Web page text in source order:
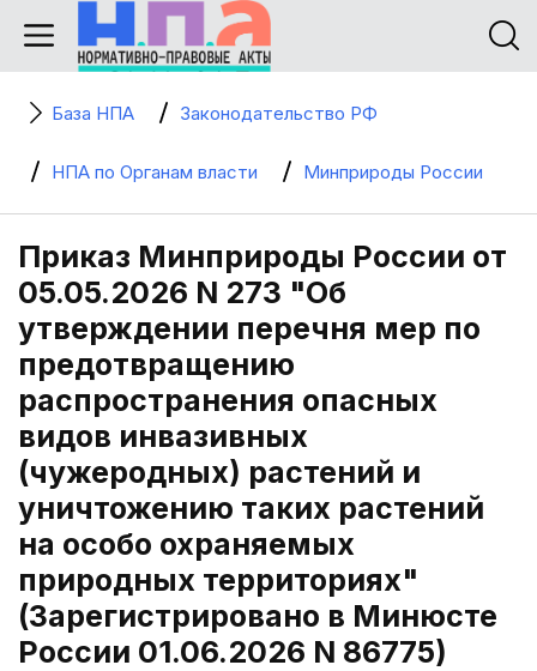
База НПА Законодательство РФ
НПА по Органам власти Минприроды России
Приказ Минприроды России от
05.05.2026 N 273 "Об
утверждении перечня мер по
предотвращению
распространения опасных
видов инвазивных
(чужеродных) растений и
уничтожению таких растений
на особо охраняемых
природных территориях"
(Зарегистрировано в Минюсте
России 01.06.2026 N 86775)